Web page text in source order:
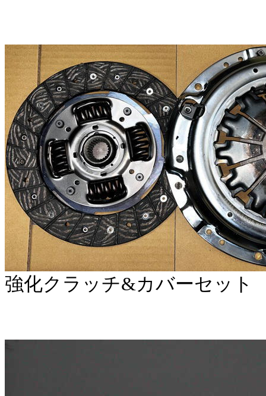
強化クラッチ&カバーセッ